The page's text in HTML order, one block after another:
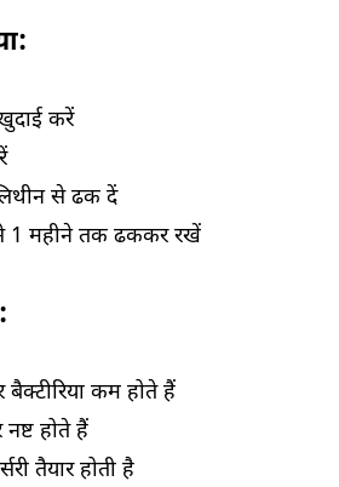
खुदाई करें
से ढक दें
1 महीने तक ढककर रखें
कम होते हैं
होते हैं
तैयार होती है